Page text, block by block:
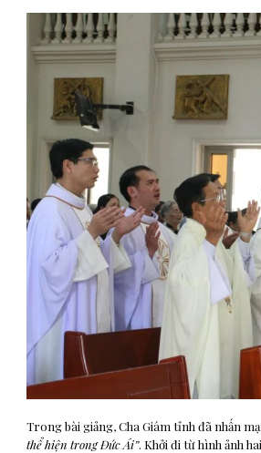
Trong bài giảng, Cha Giám tỉnh đã nhấn
thể hiện trong Đức Ái”. Khởi đi từ hình ảnh